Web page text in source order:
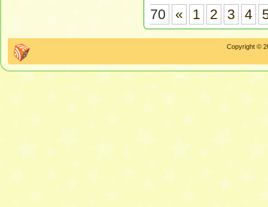
70 « 1 2 3 4
Copyright ©